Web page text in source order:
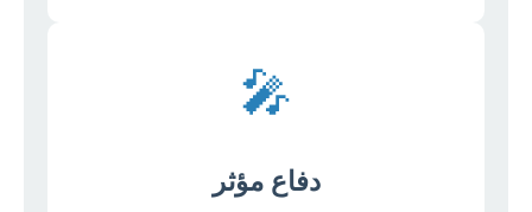
🎤
دفاع مؤثر